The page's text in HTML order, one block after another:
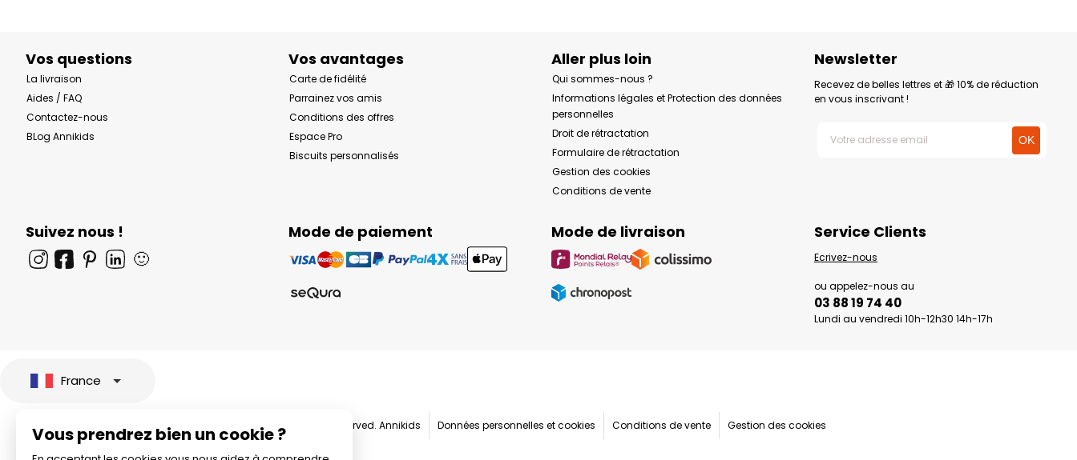
Vos questions
La livraison
Aides / FAQ
Contactez-nous
BLog Annikids
Vos avantages
Carte de fidélité
Parrainez vos amis
Conditions des offres
Espace Pro
Biscuits personnalisés
Aller plus loin
Qui sommes-nous ?
Informations légales et Protection des données
personnelles
Droit de rétractation
Formulaire de rétractation
Gestion des cookies
Conditions de vente
Newsletter
Recevez de belles lettres et 🎁 10% de réduction
en vous inscrivant !
Suivez nous !
🙂
Mode de paiement Mode de livraison Service Clients
Ecrivez-nous
ou appelez-nous au
03 88 19 74 40
Lundi au vendredi 10h-12h30 14h-17h
Vous prendrez bien un cookie ?
France
© 2026 All rights reserved. Annikids Données personnelles et cookies Conditions de vente Gestion des cookies